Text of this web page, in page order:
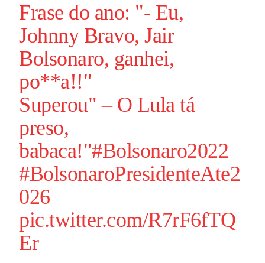
Frase do ano: "- Eu,
Johnny Bravo, Jair
Bolsonaro, ganhei,
po**a!!"
Superou" – O Lula tá
preso,
babaca!"#Bolsonaro2022
#BolsonaroPresidenteAte2
026
pic.twitter.com/R7rF6fTQ
Er